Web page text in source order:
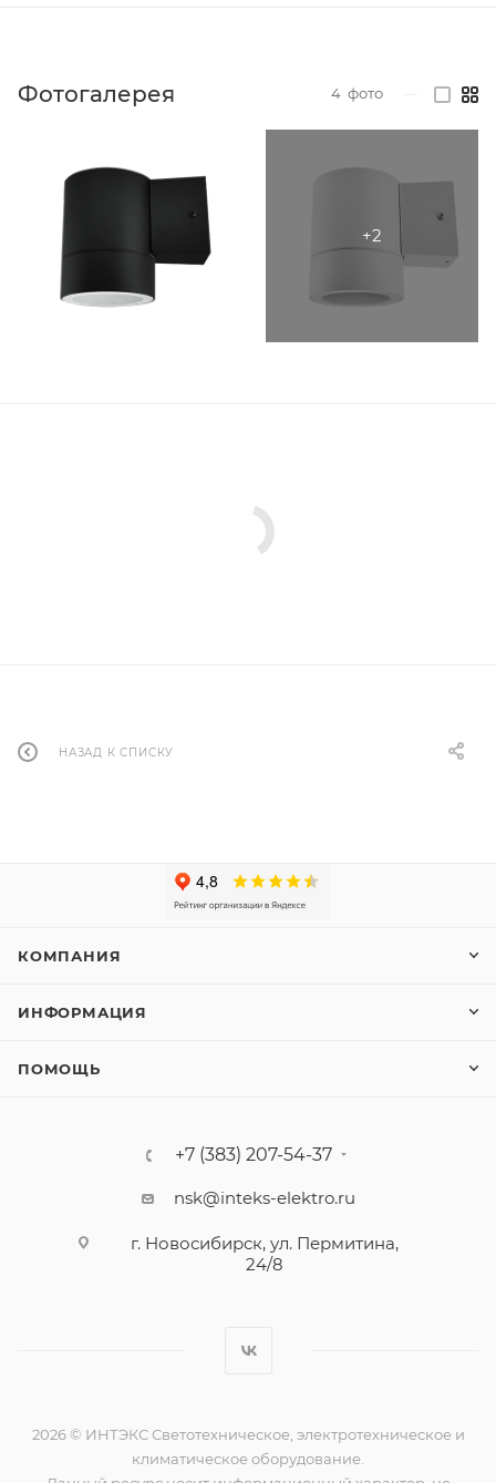
Фотогалерея 4 фото
НАЗАД К СПИСКУ
КОМПАНИЯ
ИНФОРМАЦИЯ
ПОМОЩЬ
+7 (383) 207-54-37
nsk@inteks-elektro.ru
г. Новосибирск, ул. Пермитина,
24/8
2026 © ИНТЭКС Светотехническое, электротехническое и
климатическое оборудование.